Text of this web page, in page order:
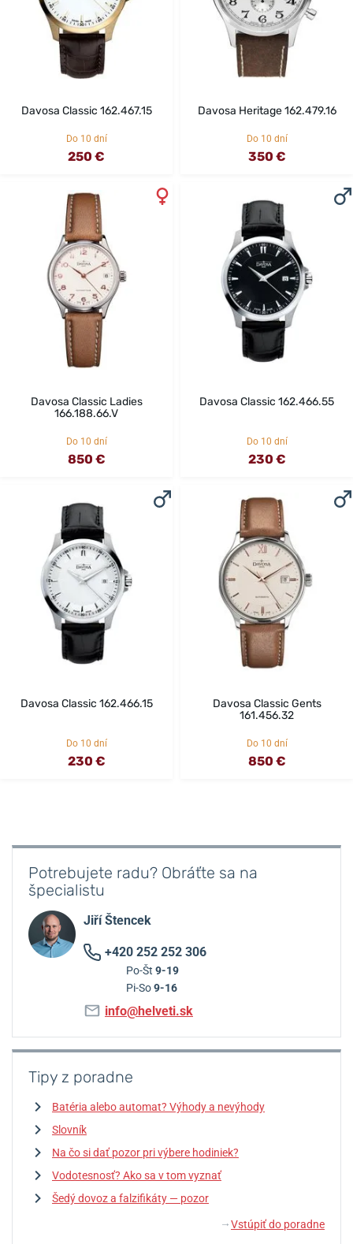
Davosa Classic 162.467.15
Do 10 dní
250 €
Davosa Heritage 162.479.16
Do 10 dní
350 €
Davosa Classic Ladies
166.188.66.V
Do 10 dní
850 €
Davosa Classic 162.466.55
Do 10 dní
230 €
Davosa Classic 162.466.15
Do 10 dní
230 €
Davosa Classic Gents
161.456.32
Do 10 dní
850 €
Potrebujete radu? Obráťte sa na
špecialistu
Jiří Štencek
+420 252 252 306
Po-Št 9-19
Pi-So9-16
info@helveti.sk
Tipy z poradne
Batéria alebo automat? Výhody a nevýhody
Slovník
Na čo si dať pozor pri výbere hodiniek?
Vodotesnosť? Ako sa v tom vyznať
Šedý dovoz a falzifikáty — pozor
↓ Vstúpiť do poradne